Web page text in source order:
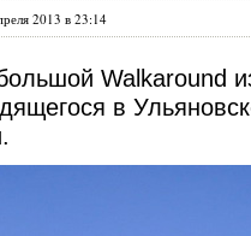
2013 в 23:14
Walkaround
в